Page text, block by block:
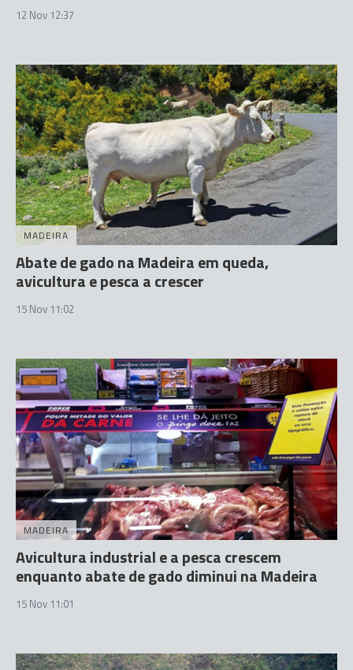
12 Nov 12:37
MADEIRA
Abate de gado na Madeira em queda,
avicultura e pesca a crescer
15 Nov 11:02
MADEIRA
Avicultura industrial e a pesca crescem
enquanto abate de gado diminui na Madeira
15 Nov 11:01